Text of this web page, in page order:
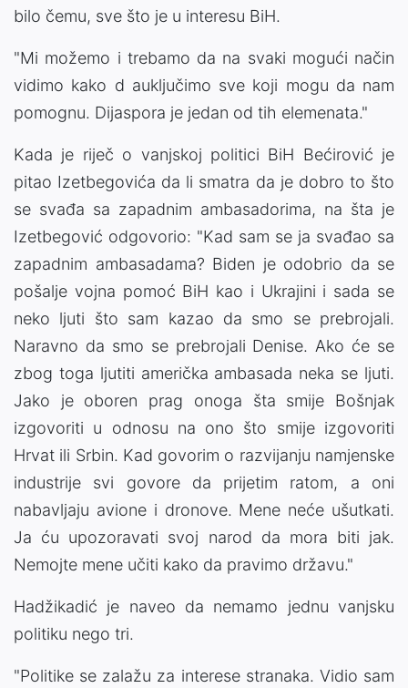
bilo čemu, sve što je u interesu BiH.
"Mi možemo i trebamo da na svaki mogući način
vidimo kako d auključimo sve koji mogu da nam
pomognu. Dijaspora je jedan od tih elemenata."
Kada je riječ o vanjskoj politici BiH Bećirović je
pitao Izetbegovića da li smatra da je dobro to što
se svađa sa zapadnim ambasadorima, na šta je
Izetbegović odgovorio: "Kad sam se ja svađao sa
zapadnim ambasadama? Biden je odobrio da se
pošalje vojna pomoć BiH kao i Ukrajini i sada se
neko ljuti što sam kazao da smo se prebrojali.
Naravno da smo se prebrojali Denise. Ako će se
zbog toga ljutiti američka ambasada neka se ljuti.
Jako je oboren prag onoga šta smije Bošnjak
izgovoriti u odnosu na ono što smije izgovoriti
Hrvat ili Srbin. Kad govorim o razvijanju namjenske
industrije svi govore da prijetim ratom, a oni
nabavljaju avione i dronove. Mene neće ušutkati.
Ja ću upozoravati svoj narod da mora biti jak.
Nemojte mene učiti kako da pravimo državu."
Hadžikadić je naveo da nemamo jednu vanjsku
politiku nego tri.
"Politike se zalažu za interese stranaka. Vidio sam